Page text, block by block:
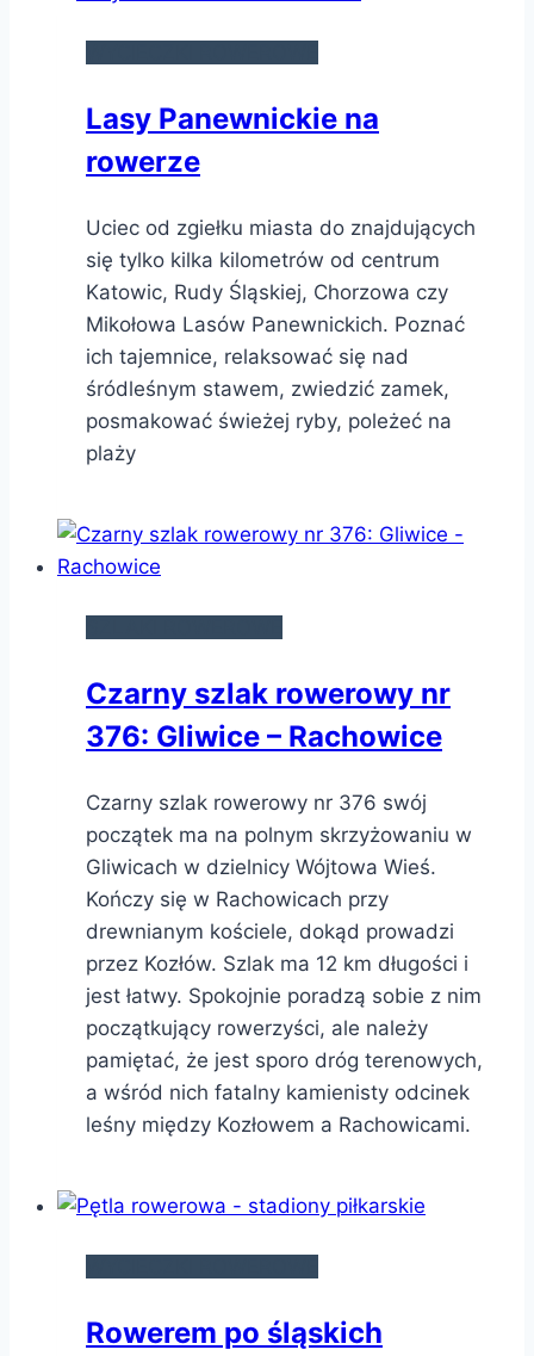
Lasy Panewnickie na
rowerze
Uciec od zgiełku miasta do znajdujących
się tylko kilka kilometrów od centrum
Katowic, Rudy Śląskiej, Chorzowa czy
Mikołowa Lasów Panewnickich. Poznać
ich tajemnice, relaksować się nad
śródleśnym stawem, zwiedzić zamek,
posmakować świeżej ryby, poleżeć na
plaży
Czarny szlak rowerowy nr
376: Gliwice – Rachowice
Czarny szlak rowerowy nr 376 swój
początek ma na polnym skrzyżowaniu w
Gliwicach w dzielnicy Wójtowa Wieś.
Kończy się w Rachowicach przy
drewnianym kościele, dokąd prowadzi
przez Kozłów. Szlak ma 12 km długości i
jest łatwy. Spokojnie poradzą sobie z nim
początkujący rowerzyści, ale należy
pamiętać, że jest sporo dróg terenowych,
a wśród nich fatalny kamienisty odcinek
leśny między Kozłowem a Rachowicami.
Rowerem po śląskich